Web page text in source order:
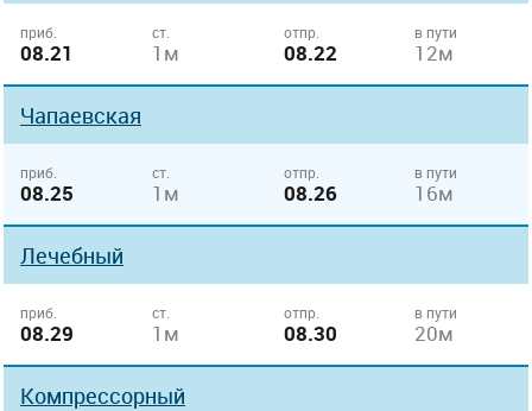
приб.
08.21
ст.
1м
отпр.
08.22
в пути
12м
Чапаевская
приб.
08.25
ст.
1м
отпр.
08.26
в пути
16м
Лечебный
приб.
08.29
ст.
1м
отпр.
08.30
в пути
20м
Компрессорный